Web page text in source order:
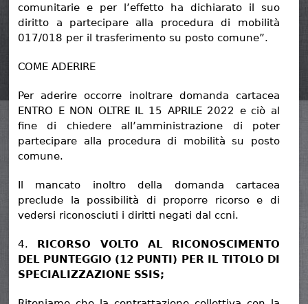
comunitarie e per l’effetto ha dichiarato il suo
diritto a partecipare alla procedura di mobilità
017/018 per il trasferimento su posto comune”.
COME ADERIRE
Per aderire occorre inoltrare domanda cartacea
ENTRO E NON OLTRE IL 15 APRILE 2022 e ciò al
fine di chiedere all’amministrazione di poter
partecipare alla procedura di mobilità su posto
comune.
Il mancato inoltro della domanda cartacea
preclude la possibilità di proporre ricorso e di
vedersi riconosciuti i diritti negati dal ccni.
4. RICORSO VOLTO AL RICONOSCIMENTO
DEL PUNTEGGIO (12 PUNTI) PER IL TITOLO DI
SPECIALIZZAZIONE SSIS;